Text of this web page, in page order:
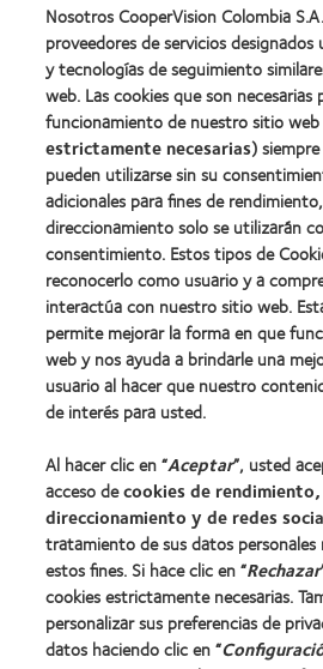
Nuestros productos
Encuentra tu lente
Tecnología de lentes de
Lentes de contacto y visión
Usuario con experiencia
Acerca de CooperVision
Carreras
Noticias
Contacto
Nosotros CooperVision Colombia
proveedores de servicios
y tecnologías de seguimiento
web. Las cookies que son necesarias
funcionamiento de nuestro sitio
estrictamente necesarias)
pueden utilizarse sin su
adicionales para fines de
direccionamiento solo se utilizarán
consentimiento. Estos tipos de
reconocerlo como usuario y a
interactúa con nuestro sitio web.
permite mejorar la forma en que
web y nos ayuda a brindarle una
usuario al hacer que nuestro
de interés para usted.
Al hacer clic en “Aceptar”, usted
acceso decookies de
direccionamiento y de redes
tratamiento de sus datos personales
estos fines. Si hace clic en “Rechazar
cookies estrictamente necesarias.
personalizar sus preferencias de
datos haciendo clic en “